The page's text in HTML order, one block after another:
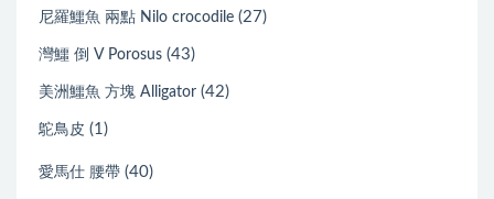
尼羅鱷魚 兩點 Nilo crocodile (27)
灣鱷 倒 V Porosus (43)
美洲鱷魚 方塊 Alligator (42)
鴕鳥皮 (1)
愛馬仕 腰帶 (40)